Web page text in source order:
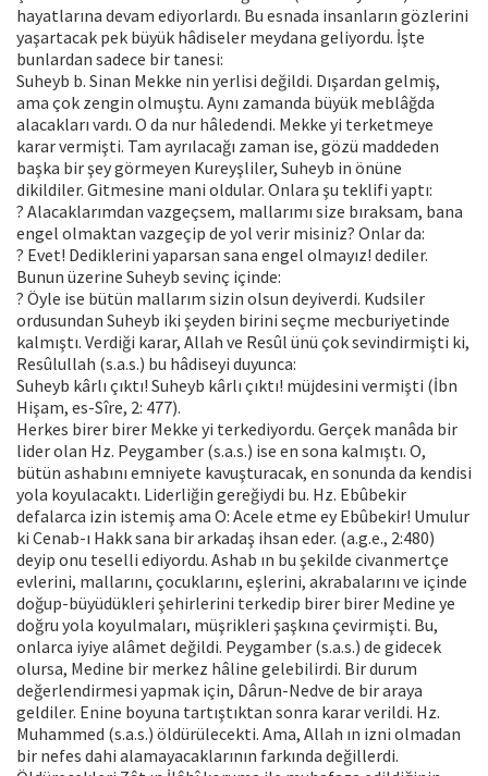
hayatlarına devam ediyorlardı. Bu esnada insanların gözlerini
yaşartacak pek büyük hâdiseler meydana geliyordu. İşte
bunlardan sadece bir tanesi:
Suheyb b. Sinan Mekke nin yerlisi değildi. Dışardan gelmiş,
ama çok zengin olmuştu. Aynı zamanda büyük meblâğda
alacakları vardı. O da nur hâledendi. Mekke yi terketmeye
karar vermişti. Tam ayrılacağı zaman ise, gözü maddeden
başka bir şey görmeyen Kureyşliler, Suheyb in önüne
dikildiler. Gitmesine mani oldular. Onlara şu teklifi yaptı:
? Alacaklarımdan vazgeçsem, mallarımı size bıraksam, bana
engel olmaktan vazgeçip de yol verir misiniz? Onlar da:
? Evet! Dediklerini yaparsan sana engel olmayız! dediler.
Bunun üzerine Suheyb sevinç içinde:
? Öyle ise bütün mallarım sizin olsun deyiverdi. Kudsiler
ordusundan Suheyb iki şeyden birini seçme mecburiyetinde
kalmıştı. Verdiği karar, Allah ve Resûl ünü çok sevindirmişti ki,
Resûlullah (s.a.s.) bu hâdiseyi duyunca:
Suheyb kârlı çıktı! Suheyb kârlı çıktı! müjdesini vermişti (İbn
Hişam, es-Sîre, 2: 477).
Herkes birer birer Mekke yi terkediyordu. Gerçek manâda bir
lider olan Hz. Peygamber (s.a.s.) ise en sona kalmıştı. O,
bütün ashabını emniyete kavuşturacak, en sonunda da kendisi
yola koyulacaktı. Liderliğin gereğiydi bu. Hz. Ebûbekir
defalarca izin istemiş ama O: Acele etme ey Ebûbekir! Umulur
ki Cenab-ı Hakk sana bir arkadaş ihsan eder. (a.g.e., 2:480)
deyip onu teselli ediyordu. Ashab ın bu şekilde civanmertçe
evlerini, mallarını, çocuklarını, eşlerini, akrabalarını ve içinde
doğup-büyüdükleri şehirlerini terkedip birer birer Medine ye
doğru yola koyulmaları, müşrikleri şaşkına çevirmişti. Bu,
onlarca iyiye alâmet değildi. Peygamber (s.a.s.) de gidecek
olursa, Medine bir merkez hâline gelebilirdi. Bir durum
değerlendirmesi yapmak için, Dârun-Nedve de bir araya
geldiler. Enine boyuna tartıştıktan sonra karar verildi. Hz.
Muhammed (s.a.s.) öldürülecekti. Ama, Allah ın izni olmadan
bir nefes dahi alamayacaklarının farkında değillerdi.